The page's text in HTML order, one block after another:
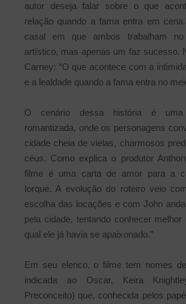
autor deseja falar sobre o que
relação quando a fama entra em
casal em que ambos trabalham
artístico, mas apenas um faz sucesso.
Carney: “O que acontece com a
e a lealdade quando a fama entra no
O cenário dessa história é uma
romantizada, onde os personagens
cidade cheia de vielas, charmosos
céus. Como explica o produtor
filme é uma carta de amor para a
Iorque. A evolução do roteiro veio
escolha das locações e com John
pela cidade, tentando conhecer
qual ele já havia se apaixonado.”
Em seu elenco, o filme tem nomes
indicada ao Oscar, Keira
Preconceito) que, conhecida pelos